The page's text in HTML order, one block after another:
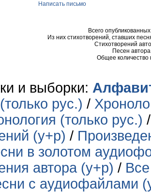
Написать письмо
Всего
Из них стихотворений, ставших
Стихотворений
Песен
Общее количество
и выборки:
рус.) /
(только рус.)
(у+р) /
в золотом
автора (у+р) /
с аудиофайлами